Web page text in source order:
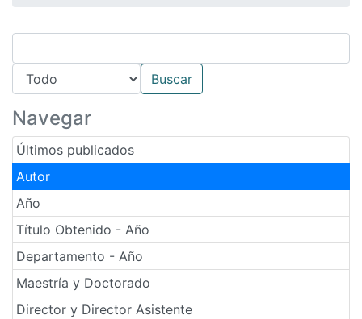
Navegar
Últimos publicados
Autor
Año
Título Obtenido - Año
Departamento - Año
Maestría y Doctorado
Director y Director Asistente